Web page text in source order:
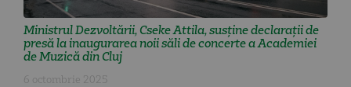
Ministrul Dezvoltării, Cseke Attila, susține declarații de
presă la inaugurarea noii săli de concerte a Academiei
de Muzică din Cluj
6 octombrie 2025